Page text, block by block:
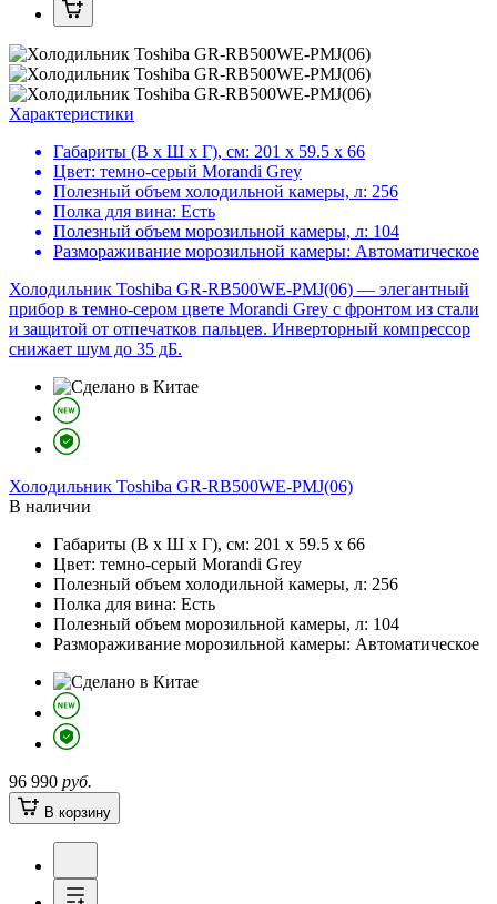
Характеристики
Габариты (В х Ш х Г), см: 201 х 59.5 х 66
Цвет: темно-серый Morandi Grey
Полезный объем холодильной камеры, л: 256
Полка для вина: Есть
Полезный объем морозильной камеры, л: 104
Размораживание морозильной камеры: Автоматическое
Холодильник Toshiba GR-RB500WE-PMJ(06) — элегантный
прибор в темно-сером цвете Morandi Grey с фронтом из стали
и защитой от отпечатков пальцев. Инверторный компрессор
снижает шум до 35 дБ.
Холодильник Toshiba GR-RB500WE-PMJ(06)
В наличии
Габариты (В х Ш х Г), см: 201 х 59.5 х 66
Цвет: темно-серый Morandi Grey
Полезный объем холодильной камеры, л: 256
Полка для вина: Есть
Полезный объем морозильной камеры, л: 104
Размораживание морозильной камеры: Автоматическое
96 990 руб.
В корзину